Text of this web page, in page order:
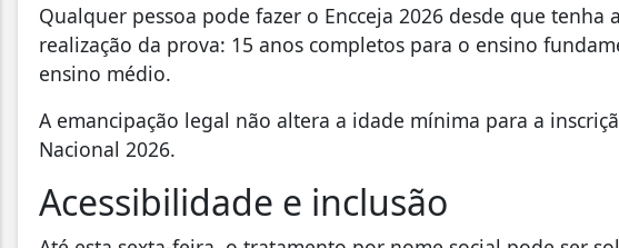
Qualquer pessoa pode fazer o Encceja 2026 desde que
realização da prova: 15 anos completos para o ensino
ensino médio.
A emancipação legal não altera a idade mínima para a
Nacional 2026.
Acessibilidade e inclusão